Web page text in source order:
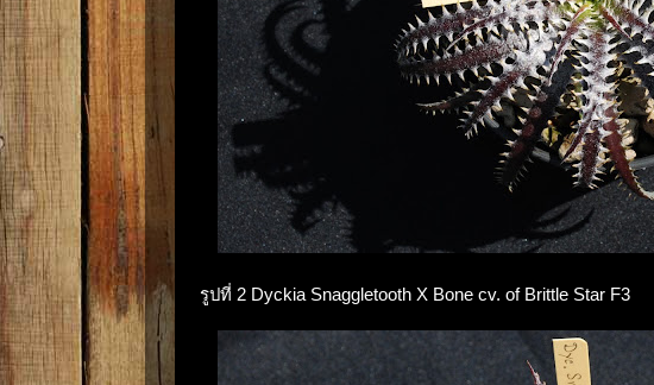
รูปที่ 2 Dyckia Snaggletooth X Bone cv. of Brittle Star F3